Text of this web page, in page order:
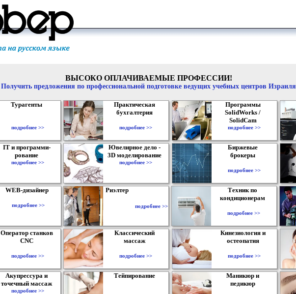
ВЫСОКО ОПЛАЧИВАЕМЫЕ ПРОФЕССИИ!
Получить предложения по профессиональной подготовке ведущих учебных центров Израиля
Турагенты
подробнее >>
Практическая
бухгалтерия
подробнее >>
Программы
SolidWorks /
SolidCam
подробнее >>
IT и программи-
рование
подробнее >>
Ювелирное дело -
3D моделирование
подробнее >>
Биржевые
брокеры
подробнее >>
WEB-дизайнер
подробнее >>
Риэлтер
подробнее >>
Техник по
кондиционерам
подробнее >>
Оператор станков
CNC
подробнее >>
Классический
массаж
подробнее >>
Кинезиология и
остеопатия
подробнее >>
Акупрессура и
точечный массаж
подробнее >>
Тейпирование
Маникюр и
педикюр